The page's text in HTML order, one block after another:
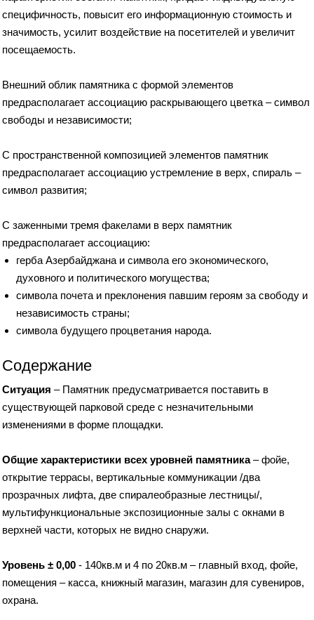
специфичность, повысит его информационную стоимость и
значимость, усилит воздействие на посетителей и увеличит
посещаемость.
Внешний облик памятника с формой элементов
предрасполагает ассоциацию раскрывающего цветка – символ
свободы и независимости;
С пространственной композицией элементов памятник
предрасполагает ассоциацию устремление в верх, спираль –
символ развития;
С заженными тремя факелами в верх памятник
предрасполагает ассоциацию:
герба Азербайджана и символа его экономического,
духовного и политического могущества;
символа почета и преклонения павшим героям за свободу и
независимость страны;
символа будущего процветания народа.
Содержание
Ситуация – Памятник предусматривается поставить в
существующей парковой среде с незначительными
изменениями в форме площадки.
Общие характеристики всех уровней памятника– фойе,
открытие террасы, вертикальные коммуникации /два
прозрачных лифта, две спиралеобразные лестницы/,
мультифункциональные экспозиционные залы с окнами в
верхней части, которых не видно снаружи.
Уровень ± 0,00 - 140кв.м и 4 по 20кв.м – главный вход, фойе,
помещения – касса, книжный магазин, магазин для сувениров,
охрана.